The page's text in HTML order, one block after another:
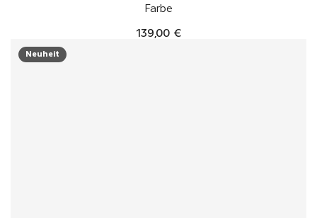
Farbe
139,00 €
Neuheit